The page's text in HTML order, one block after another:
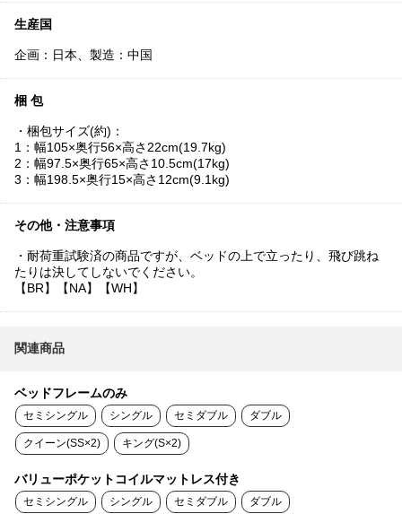
生産国
企画：日本、製造：中国
梱 包
・梱包サイズ(約)：
1：幅105×奥行56×高さ22cm(19.7kg)
2：幅97.5×奥行65×高さ10.5cm(17kg)
3：幅198.5×奥行15×高さ12cm(9.1kg)
その他・注意事項
・耐荷重試験済の商品ですが、ベッドの上で立ったり、飛び跳ね
たりは決してしないでください。
【BR】【NA】【WH】
関連商品
ベッドフレームのみ
セミシングル シングル セミダブル ダブル
クイーン(SS×2) キング(S×2)
バリューポケットコイルマットレス付き
セミシングル シングル セミダブル ダブル